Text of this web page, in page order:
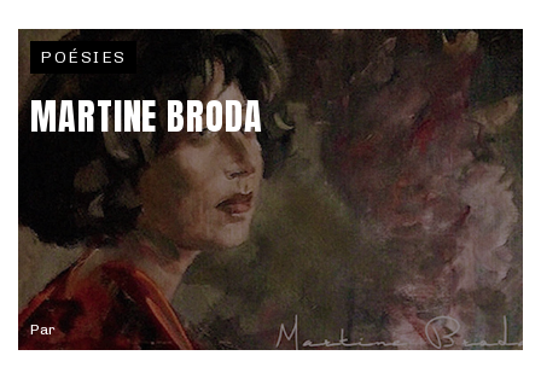
Par
POÉSIES
MARTINE BRODA